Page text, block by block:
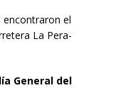
encontraron el
La Pera-
General del